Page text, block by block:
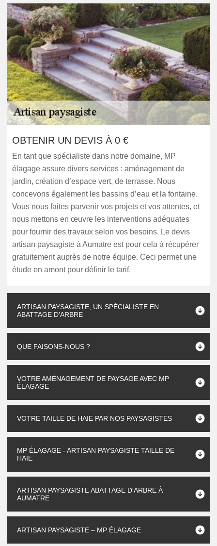
OBTENIR UN DEVIS À 0 €
En tant que spécialiste dans notre domaine, MP
élagage assure divers services : aménagement de
jardin, création d’espace vert, de terrasse. Nous
concevons également les bassins d’eau et la fontaine.
Vous nous faites parvenir vos projets et vos attentes, et
nous mettons en œuvre les interventions adéquates
pour fournir des travaux selon vos besoins. Le devis
artisan paysagiste à Aumatre est pour cela à récupérer
gratuitement auprès de notre équipe. Ceci permet une
étude en amont pour définir le tarif.
ARTISAN PAYSAGISTE, UN SPÉCIALISTE EN
ABATTAGE D’ARBRE
QUE FAISONS-NOUS ?
VOTRE AMÉNAGEMENT DE PAYSAGE AVEC MP
ÉLAGAGE
VOTRE TAILLE DE HAIE PAR NOS PAYSAGISTES
MP ÉLAGAGE - ARTISAN PAYSAGISTE TAILLE DE
HAIE
ARTISAN PAYSAGISTE ABATTAGE D'ARBRE À
AUMATRE
ARTISAN PAYSAGISTE – MP ÉLAGAGE